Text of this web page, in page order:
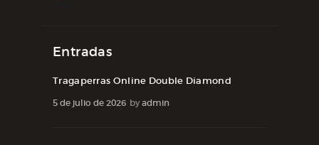
Entradas
Tragaperras Online Double Diamond
5 de julio de 2026 byadmin